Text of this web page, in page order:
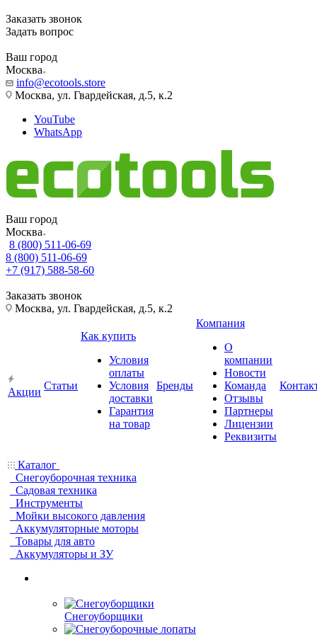
Заказать звонок
Задать вопрос
Ваш город
Москва
info@ecotools.store
Москва, ул. Гвардейская, д.5, к.2
YouTube
WhatsApp
Ваш город
Москва
8 (800) 511-06-69
8 (800) 511-06-69
+7 (917) 588-58-60
Заказать звонок
Москва, ул. Гвардейская, д.5, к.2
Акции
Статьи
Как купить
Условия
оплаты
Условия
доставки
Гарантия
на товар
Бренды
Компания
О
компании
Новости
Команда
Отзывы
Партнеры
Лицензии
Реквизиты
Каталог
Снегоуборочная техника
Садовая техника
Инструменты
Мойки высокого давления
Аккумуляторные моторы
Товары для авто
Аккумуляторы и ЗУ
Снегоуборщики